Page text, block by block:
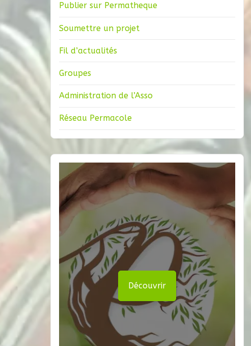
Publier sur Permatheque
Soumettre un projet
Fil d’actualités
Groupes
Administration de l’Asso
Réseau Permacole
Découvrir